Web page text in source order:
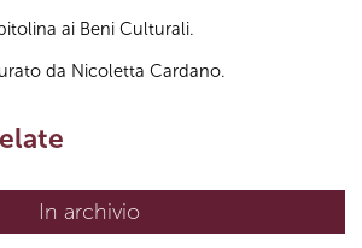
ai Beni Culturali.
da Nicoletta Cardano.
In archivio